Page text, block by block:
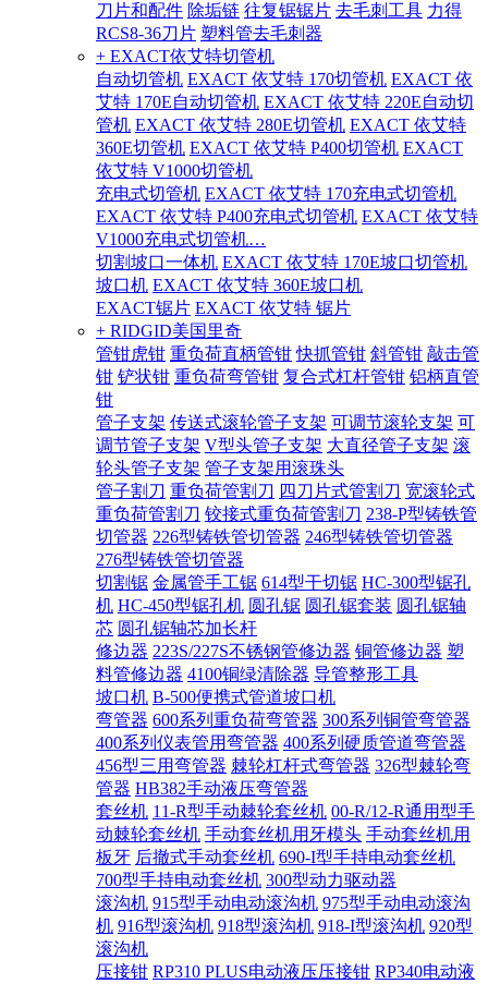
刀片和配件 除垢链 往复锯锯片 去毛刺工具 力得
RCS8-36刀片 塑料管去毛刺器
+ EXACT依艾特切管机
自动切管机 EXACT 依艾特 170切管机 EXACT 依
艾特 170E自动切管机 EXACT 依艾特 220E自动切
管机 EXACT 依艾特 280E切管机 EXACT 依艾特
360E切管机 EXACT 依艾特 P400切管机 EXACT
依艾特 V1000切管机
充电式切管机 EXACT 依艾特 170充电式切管机
EXACT 依艾特 P400充电式切管机 EXACT 依艾特
V1000充电式切管机…
切割坡口一体机 EXACT 依艾特 170E坡口切管机
坡口机 EXACT 依艾特 360E坡口机
EXACT锯片 EXACT 依艾特 锯片
+ RIDGID美国里奇
管钳虎钳 重负荷直柄管钳 快抓管钳 斜管钳 敲击管
钳 铲状钳 重负荷弯管钳 复合式杠杆管钳 铝柄直管
钳
管子支架 传送式滚轮管子支架 可调节滚轮支架 可
调节管子支架 V型头管子支架 大直径管子支架 滚
轮头管子支架 管子支架用滚珠头
管子割刀 重负荷管割刀 四刀片式管割刀 宽滚轮式
重负荷管割刀 铰接式重负荷管割刀 238-P型铸铁管
切管器 226型铸铁管切管器 246型铸铁管切管器
276型铸铁管切管器
切割锯 金属管手工锯 614型干切锯 HC-300型锯孔
机 HC-450型锯孔机 圆孔锯 圆孔锯套装 圆孔锯轴
芯 圆孔锯轴芯加长杆
修边器 223S/227S不锈钢管修边器 铜管修边器 塑
料管修边器 4100铜绿清除器 导管整形工具
坡口机 B-500便携式管道坡口机
弯管器 600系列重负荷弯管器 300系列铜管弯管器
400系列仪表管用弯管器 400系列硬质管道弯管器
456型三用弯管器 棘轮杠杆式弯管器 326型棘轮弯
管器 HB382手动液压弯管器
套丝机 11-R型手动棘轮套丝机 00-R/12-R通用型手
动棘轮套丝机 手动套丝机用牙模头 手动套丝机用
板牙 后撤式手动套丝机 690-I型手持电动套丝机
700型手持电动套丝机 300型动力驱动器
滚沟机 915型手动电动滚沟机 975型手动电动滚沟
机 916型滚沟机 918型滚沟机 918-I型滚沟机 920型
滚沟机
压接钳 RP310 PLUS电动液压压接钳 RP340电动液